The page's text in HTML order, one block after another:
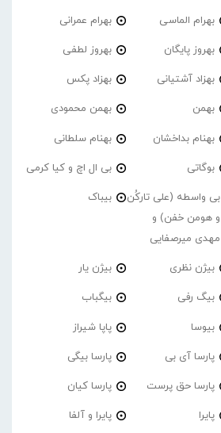
بهرام الماسی بهرام عمرانی
بهروز پایگان بهروز لطفی
بهزاد آشتیانی بهزاد پکس
بهمن بهمن محمودی
بهنام بداخشان بهنام سلطانی
بوگاتی بی ال اچ و کیا کرمی
بی واسطه (علی تارکُن
و هومن خفن) و
مهدی میرصفایی
بیباک
بیژن نظری بیژن یار
بیگ رفی بیگباب
بیوسا پاپا شیراز
پارسا آی بی پارسا بیگی
پارسا حق پرست پارسا کیان
پایرا پایرا و آلفا